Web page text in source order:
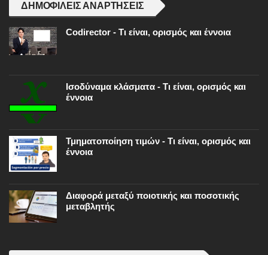
ΔΗΜΟΦΙΛΕΊΣ ΑΝΑΡΤΉΣΕΙΣ
Codirector - Τι είναι, ορισμός και έννοια
Ισοδύναμα κλάσματα - Τι είναι, ορισμός και
έννοια
Τμηματοποίηση τιμών - Τι είναι, ορισμός και
έννοια
Διαφορά μεταξύ ποιοτικής και ποσοτικής
μεταβλητής